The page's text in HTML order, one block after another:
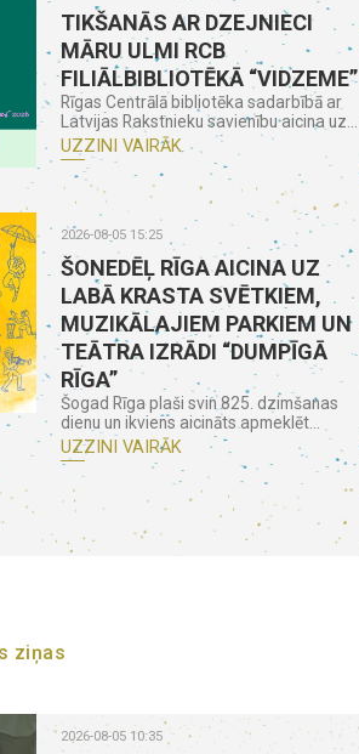
TIKŠANĀS AR DZEJNIECI
MĀRU ULMI RCB
FILIĀLBIBLIOTĒKĀ “VIDZEME”
Rīgas Centrālā bibliotēka sadarbībā ar
Latvijas Rakstnieku savienību aicina uz...
UZZINI VAIRĀK
2026-08-05 15:25
ŠONEDĒĻ RĪGA AICINA UZ
LABĀ KRASTA SVĒTKIEM,
MUZIKĀLAJIEM PARKIEM UN
TEĀTRA IZRĀDI “DUMPĪGĀ
RĪGA”
Šogad Rīga plaši svin 825. dzimšanas
dienu un ikviens aicināts apmeklēt...
UZZINI VAIRĀK
ziņas
2026-08-05 10:35